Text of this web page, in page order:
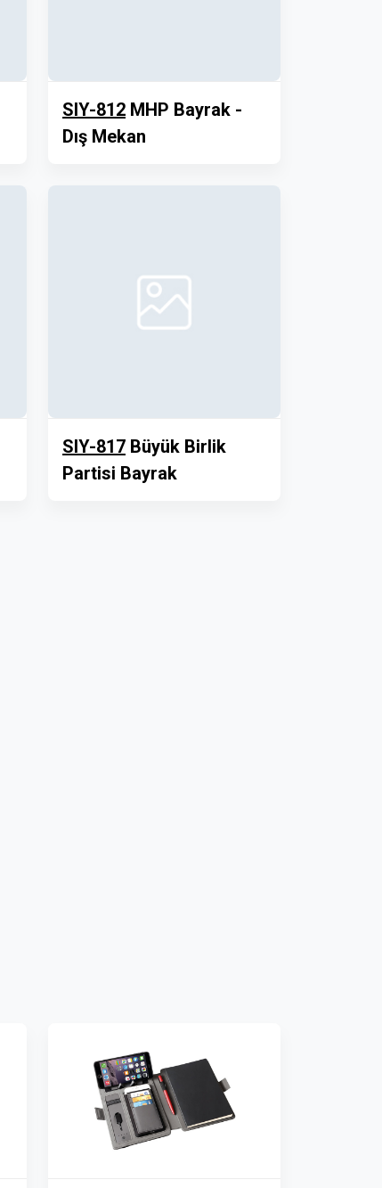
SIY-812 MHP Bayrak -
Dış Mekan
SIY-817 Büyük Birlik
Partisi Bayrak